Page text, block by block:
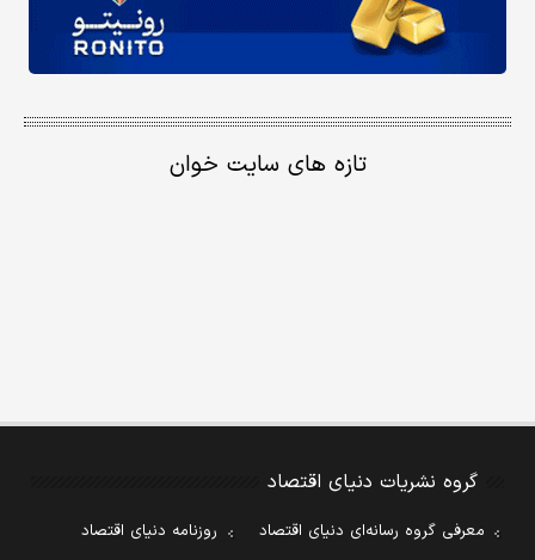
تازه های سایت خوان
گروه نشریات دنیای اقتصاد
معرفی گروه رسانه‌ای دنیای اقتصاد
روزنامه دنیای اقتصاد